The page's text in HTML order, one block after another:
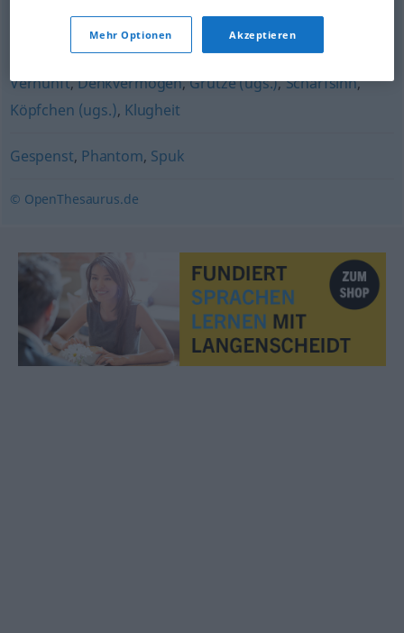
Verstand,Denkfähigkeit,Intelligenz,Grips (ugs.)
Vernunft,Denkvermögen,Grütze (ugs.),Scharfsinn,
Köpfchen (ugs.), Klugheit
Gespenst, Phantom, Spuk
© OpenThesaurus.de
Mehr Optionen Akzeptieren